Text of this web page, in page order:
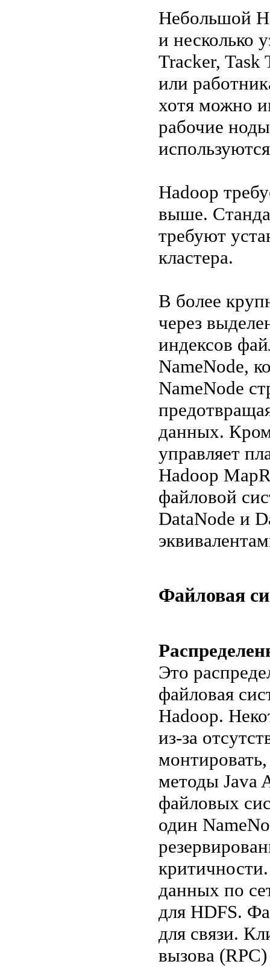
Небольшой
и несколько
Tracker, Task
или
хотя можно
рабочие
Hadoop
выше.
требуют
кластера.
В более
через
индексов
NameNode,
NameNode
данных.
управляет
Hadoop
файловой
DataNode и
Файловая
Это
файловая
Hadoop.
из-за
методы Java
файловых
один
данных по
для HDFS.
для связи.
вызова